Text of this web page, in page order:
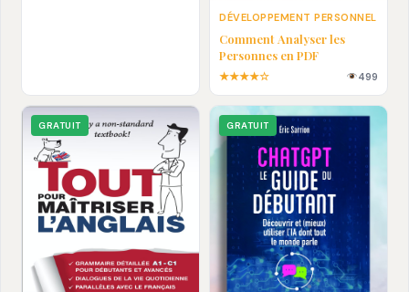
DÉVELOPPEMENT PERSONNEL
Comment Analyser les
Personnes en PDF
★★★★☆ 499
GRATUIT GRATUIT